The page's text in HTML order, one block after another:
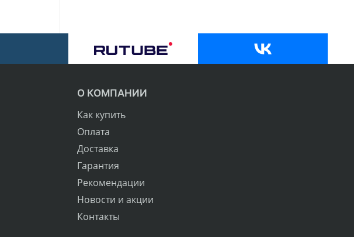
О КОМПАНИИ
Как купить
Оплата
Доставка
Гарантия
Рекомендации
Новости и акции
Контакты